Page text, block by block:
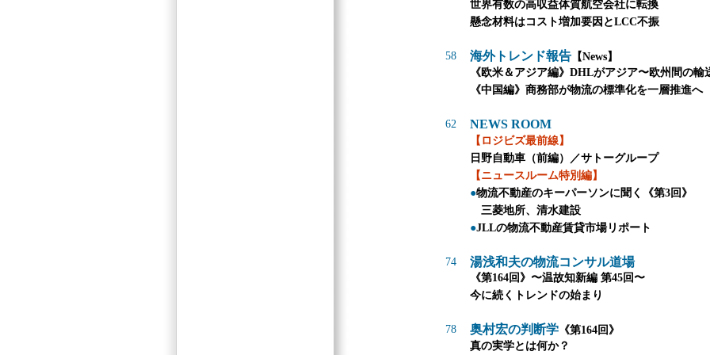
世界有数の高収益体質航空会社に転換
懸念材料はコスト増加要因とLCC不振
58 海外トレンド報告 【News】
《欧米＆アジア編》 DHLがアジア〜欧州間の輸
《中国編》 商務部が物流の標準化を一層推進へ
62 NEWS ROOM
【ロジビズ最前線】
日野自動車（前編）／サトーグループ
【ニュースルーム特別編】
●物流不動産のキーパーソンに聞く《第3回》
三菱地所、清水建設
●JLLの物流不動産賃貸市場リポート
74 湯浅和夫の物流コンサル道場
《第164回》 〜温故知新編 第45回〜
今に続くトレンドの始まり
78 奥村宏の判断学 《第164回》
真の実学とは何か？